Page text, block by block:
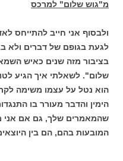
מ"גוש שלום" למרכס
ולבסוף אני חייב להתייחס
לגעת בגופם של דברים ולא
בציבור מזה שנים כאיש
שלום". לשאלתי איך הגיע
הוא נטל על עצמו משימה
הימין והדבר מעורר בו
שהמאמרים שלך, גם אם אני
המובעות בהם, הם בין